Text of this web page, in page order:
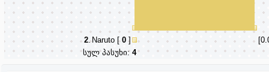
2.Naruto [0]
სულ პასუხი: 4